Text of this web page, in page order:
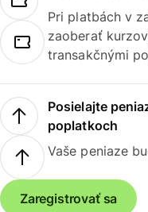
Pri platbách v
zaoberať
transakčnými
Posielajte
poplatkoch
Vaše peniaze
Zaregistrovať sa